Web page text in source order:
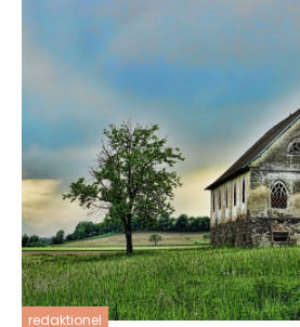
redaktionel